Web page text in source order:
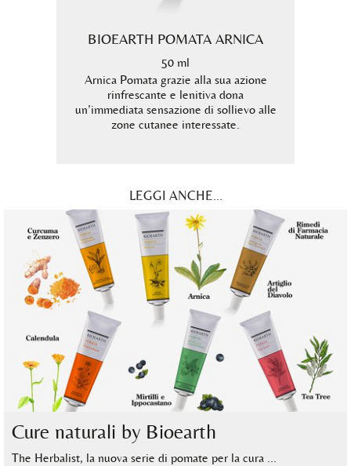
BIOEARTH POMATA ARNICA
50 ml
Arnica Pomata grazie alla sua azione
rinfrescante e lenitiva dona
un’immediata sensazione di sollievo alle
zone cutanee interessate.
LEGGI ANCHE...
Cure naturali by Bioearth
The Herbalist, la nuova serie di pomate per la cura …